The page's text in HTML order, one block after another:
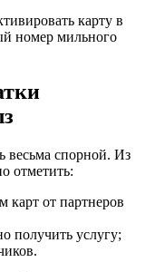
карту в
номер мильного
весьма спорной. Из
отметить:
карт от партнеров
получить услугу;